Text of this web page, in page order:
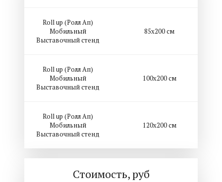
Roll up (Ролл Ап)
Мобильный
Выставочный стенд
85х200 см
Roll up (Ролл Ап)
Мобильный
Выставочный стенд
100х200 см
Roll up (Ролл Ап)
Мобильный
Выставочный стенд
120х200 см
Стоимость, руб